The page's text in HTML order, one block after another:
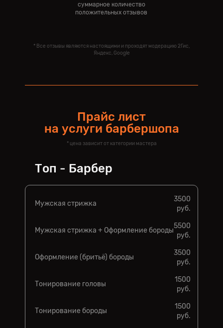
суммарное количество
положительных отзывов
* Все отзывы являются настоящими и проходят модерацию 2Гис,
Яндекс, Google
Прайс лист
на услуги барбершопа
* цена зависит от категории мастера
Топ - Барбер
Мужская стрижка
3500
руб.
Мужская стрижка + Оформление бороды
5500
руб.
Оформление (бритьё) бороды
3500
руб.
Тонирование головы
1500
руб.
Тонирование бороды
1500
руб.